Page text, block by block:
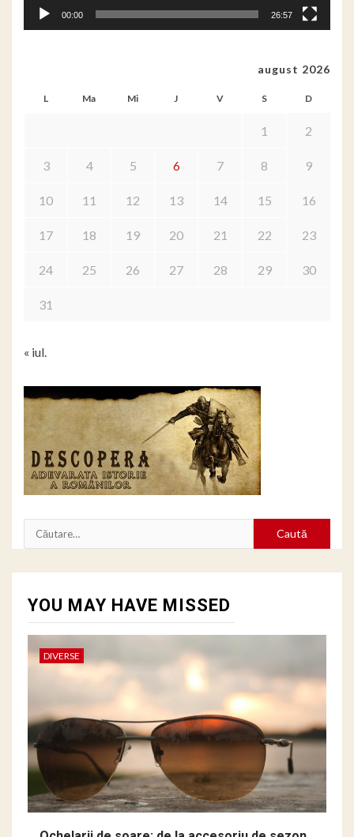
00:00 26:57
august 2026
L Ma Mi J V S D
1 2
3 4 5 6 7 8 9
10 11 12 13 14 15 16
17 18 19 20 21 22 23
24 25 26 27 28 29 30
31
« iul.
Caută
după:
YOU MAY HAVE MISSED
DIVERSE